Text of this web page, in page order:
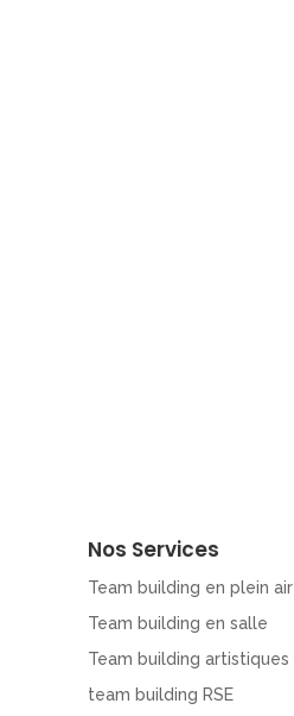
Nos Services
Team building en plein air
Team building en salle
Team building artistiques
team building RSE